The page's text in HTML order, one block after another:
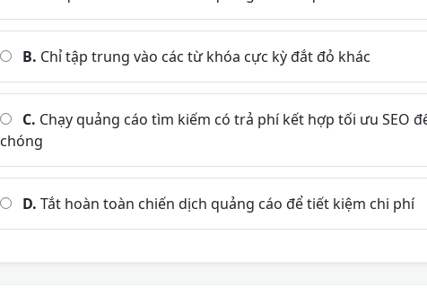
B. Chỉ tập trung vào các từ khóa cực kỳ đắt đỏ khác
C. Chạy quảng cáo tìm kiếm có trả phí kết hợp tối ưu SEO
chóng
D. Tắt hoàn toàn chiến dịch quảng cáo để tiết kiệm chi phí